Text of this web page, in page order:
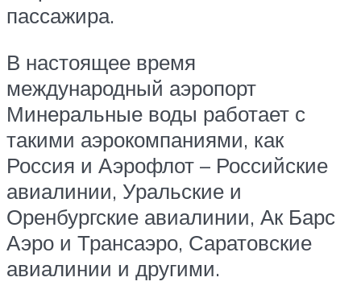
пассажира.
В настоящее время
международный аэропорт
Минеральные воды работает с
такими аэрокомпаниями, как
Россия и Аэрофлот – Российские
авиалинии, Уральские и
Оренбургские авиалинии, Ак Барс
Аэро и Трансаэро, Саратовские
авиалинии и другими.